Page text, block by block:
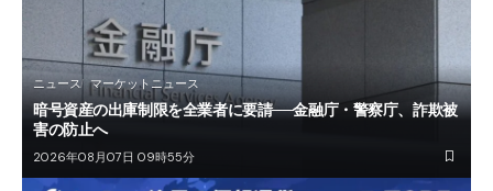
ニュース マーケットニュース
暗号資産の出庫制限を全業者に要請──金融庁・警察庁、詐欺被
害の防止へ
2026年08月07日 09時55分